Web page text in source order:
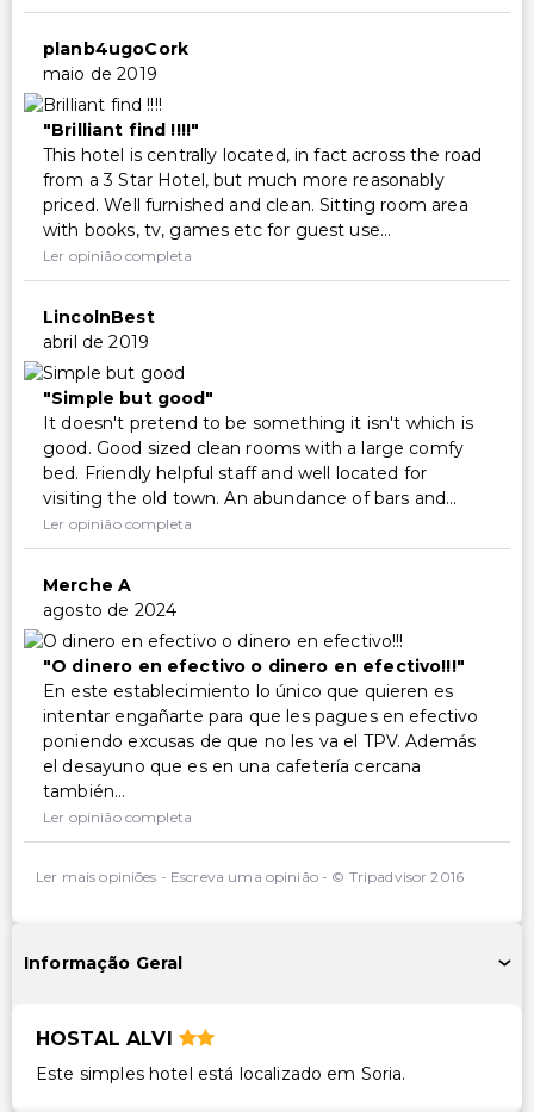
planb4ugoCork
maio de 2019
Brilliant find !!!!
This hotel is centrally located, in fact across the road
from a 3 Star Hotel, but much more reasonably
priced. Well furnished and clean. Sitting room area
with books, tv, games etc for guest use...
Ler opinião completa
LincolnBest
abril de 2019
Simple but good
It doesn't pretend to be something it isn't which is
good. Good sized clean rooms with a large comfy
bed. Friendly helpful staff and well located for
visiting the old town. An abundance of bars and...
Ler opinião completa
Merche A
agosto de 2024
O dinero en efectivo o dinero en efectivo!!!
En este establecimiento lo único que quieren es
intentar engañarte para que les pagues en efectivo
poniendo excusas de que no les va el TPV. Además
el desayuno que es en una cafetería cercana
también...
Ler opinião completa
Ler mais opiniões - Escreva uma opinião - © Tripadvisor 2016
Informação Geral
HOSTAL ALVI
Este simples hotel está localizado em Soria.